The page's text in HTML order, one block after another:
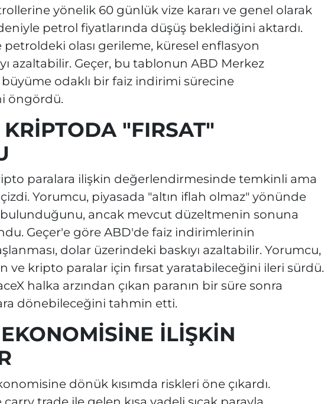
yönelik 60 günlük vize kararı ve genel olarak
petrol fiyatlarında düşüş beklediğini aktardı.
olası gerileme, küresel enflasyon
azaltabilir. Geçer, bu tablonun ABD Merkez
büyüme odaklı bir faiz indirimi sürecine
öngördü.
"FIRSAT"
paralara ilişkin değerlendirmesinde temkinli ama
Yorumcu, piyasada "altın iflah olmaz" yönünde
bulunduğunu, ancak mevcut düzeltmenin sonuna
Geçer'e göre ABD'de faiz indirimlerinin
dolar üzerindeki baskıyı azaltabilir. Yorumcu,
ve kripto paralar için fırsat yaratabileceğini ileri sürdü.
halka arzından çıkan paranın bir süre sonra
dönebileceğini tahmin etti.
İLİŞKİN
dönük kısımda riskleri öne çıkardı.